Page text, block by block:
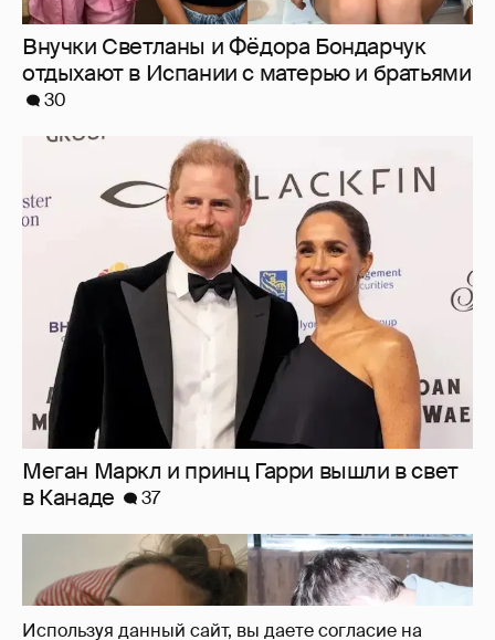
Используя данный сайт, вы даете согласие на
Внучки Светланы и Фёдора Бондарчук
отдыхают в Испании с матерью и братьями
30
Меган Маркл и принц Гарри вышли в свет
в Канаде
37